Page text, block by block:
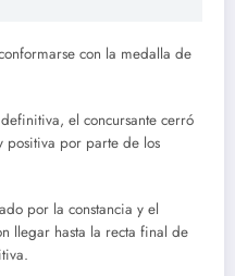
con la medalla de
el concursante cerró
positiva por parte de los
por la constancia y el
llegar hasta la recta final de